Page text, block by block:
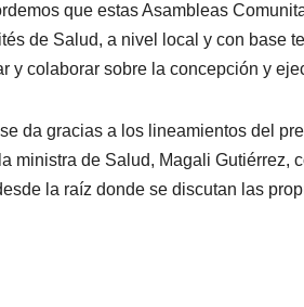
que estas Asambleas
de Salud, a nivel local y con base
y colaborar sobre la concepción y
da gracias a los lineamientos del
ministra de Salud, Magali Gutiérrez,
la raíz donde se discutan las